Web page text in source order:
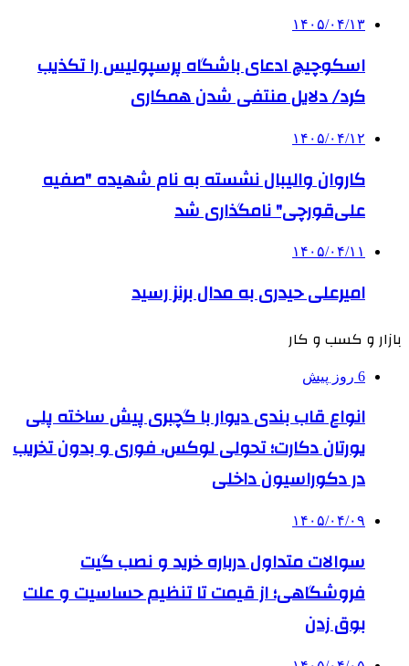
۱۴۰۵/۰۴/۱۳
اسکوچیچ ادعای باشگاه پرسپولیس را تکذیب
کرد/ دلایل منتفی شدن همکاری
۱۴۰۵/۰۴/۱۲
کاروان والیبال نشسته به نام شهیده "صفیه
علی‌قورچی" نامگذاری شد
۱۴۰۵/۰۴/۱۱
امیرعلی حیدری به مدال برنز رسید
بازار و کسب و کار
6 روز پیش
انواع قاب بندی دیوار با گچبری پیش ساخته پلی
یورتان دکارت؛ تحولی لوکس، فوری و بدون تخریب
در دکوراسیون داخلی
۱۴۰۵/۰۴/۰۹
سوالات متداول درباره خرید و نصب گیت
فروشگاهی؛ از قیمت تا تنظیم حساسیت و علت
بوق زدن